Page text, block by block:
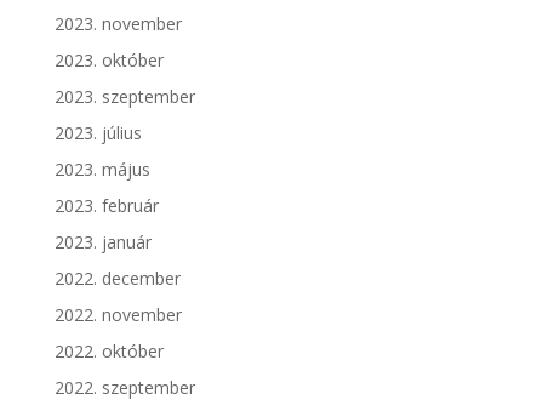
2023. november
2023. október
2023. szeptember
2023. július
2023. május
2023. február
2023. január
2022. december
2022. november
2022. október
2022. szeptember